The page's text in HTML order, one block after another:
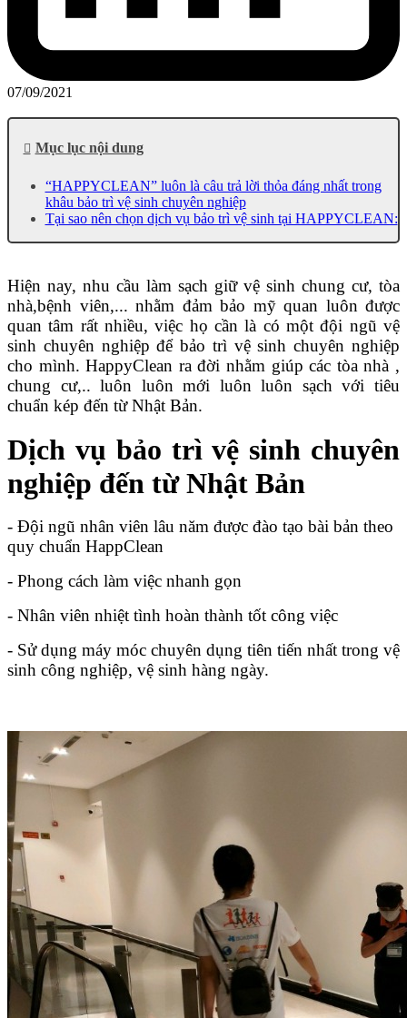
07/09/2021
Mục lục nội dung
“HAPPYCLEAN” luôn là câu trả lời thỏa đáng nhất trong
khâu bảo trì vệ sinh chuyên nghiệp
Tại sao nên chọn dịch vụ bảo trì vệ sinh tại HAPPYCLEAN:
Hiện nay, nhu cầu làm sạch giữ vệ sinh chung cư, tòa
nhà,bệnh viên,... nhằm đảm bảo mỹ quan luôn được
quan tâm rất nhiều, việc họ cần là có một đội ngũ vệ
sinh chuyên nghiệp để bảo trì vệ sinh chuyên nghiệp
cho mình. HappyClean ra đời nhằm giúp các tòa nhà ,
chung cư,.. luôn luôn mới luôn luôn sạch với tiêu
chuẩn kép đến từ Nhật Bản.
Dịch vụ bảo trì vệ sinh chuyên
nghiệp đến từ Nhật Bản
- Đội ngũ nhân viên lâu năm được đào tạo bài bản theo
quy chuẩn HappClean
- Phong cách làm việc nhanh gọn
- Nhân viên nhiệt tình hoàn thành tốt công việc
- Sử dụng máy móc chuyên dụng tiên tiến nhất trong vệ
sinh công nghiệp, vệ sinh hàng ngày.